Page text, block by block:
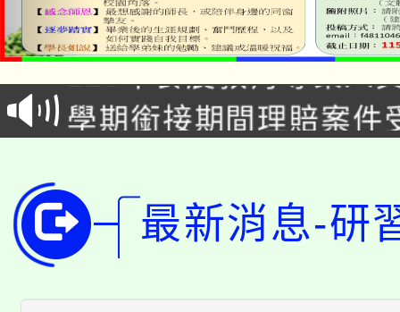
淨零綠生活教案入校路
會
115年食農教育專業人
程
學期銜接期間理賠案件
版
公告本校115學年度第
代理(課)教師甄選結果(
「2026金融保險知識
車」活動
最新消息-研